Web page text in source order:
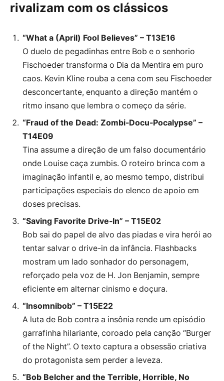
rivalizam com os clássicos
“What a (April) Fool Believes” – T13E16
O duelo de pegadinhas entre Bob e o senhorio
Fischoeder transforma o Dia da Mentira em puro
caos. Kevin Kline rouba a cena com seu Fischoeder
desconcertante, enquanto a direção mantém o
ritmo insano que lembra o começo da série.
“Fraud of the Dead: Zombi-Docu-Pocalypse” –
T14E09
Tina assume a direção de um falso documentário
onde Louise caça zumbis. O roteiro brinca com a
imaginação infantil e, ao mesmo tempo, distribui
participações especiais do elenco de apoio em
doses precisas.
“Saving Favorite Drive-In” – T15E02
Bob sai do papel de alvo das piadas e vira herói ao
tentar salvar o drive-in da infância. Flashbacks
mostram um lado sonhador do personagem,
reforçado pela voz de H. Jon Benjamin, sempre
eficiente em alternar cinismo e doçura.
“Insomnibob” – T15E22
A luta de Bob contra a insônia rende um episódio
garrafinha hilariante, coroado pela canção “Burger
of the Night”. O texto captura a obsessão criativa
do protagonista sem perder a leveza.
“Bob Belcher and the Terrible, Horrible, No